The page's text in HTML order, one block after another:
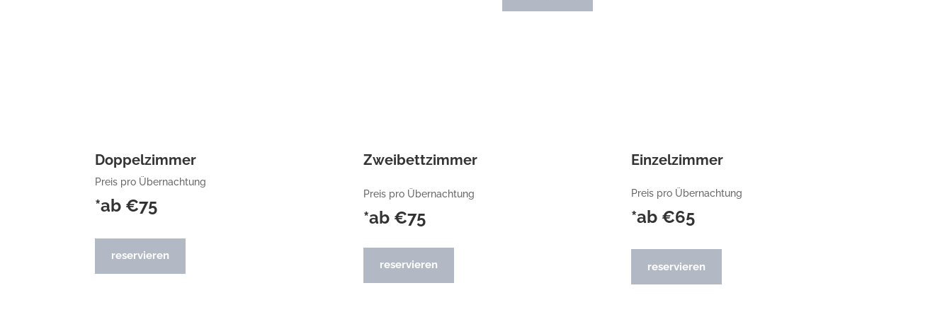
Doppelzimmer
Preis pro Übernachtung
*ab €75
reservieren
Zweibettzimmer
Preis pro Übernachtung
*ab €75
reservieren
Einzelzimmer
Preis pro Übernachtung
*ab €65
reservieren